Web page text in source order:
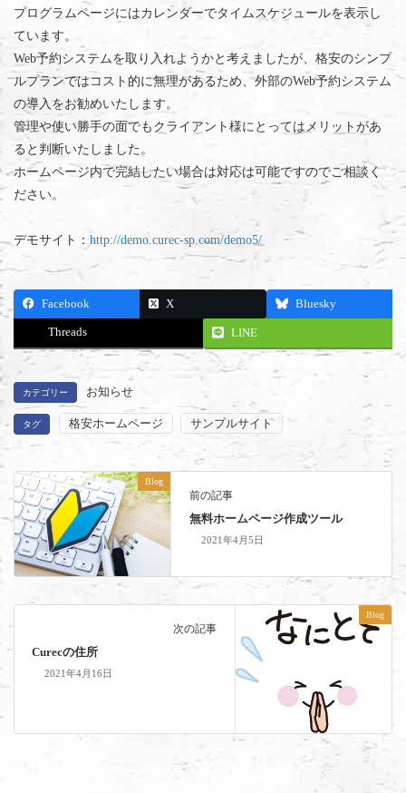
プログラムページにはカレンダーでタイムスケジュールを表示し
ています。
Web予約システムを取り入れようかと考えましたが、格安のシンプ
ルプランではコスト的に無理があるため、外部のWeb予約システム
の導入をお勧めいたします。
管理や使い勝手の面でもクライアント様にとってはメリットがあ
ると判断いたしました。
ホームページ内で完結したい場合は対応は可能ですのでご相談く
ださい。
デモサイト： http://demo.curec-sp.com/demo5/
Facebook X Bluesky
Threads LINE
カテゴリー お知らせ
タグ 格安ホームページ サンプルサイト
Blog
前の記事
無料ホームページ作成ツール
2021年4月5日
Blog
次の記事
Curecの住所
2021年4月16日